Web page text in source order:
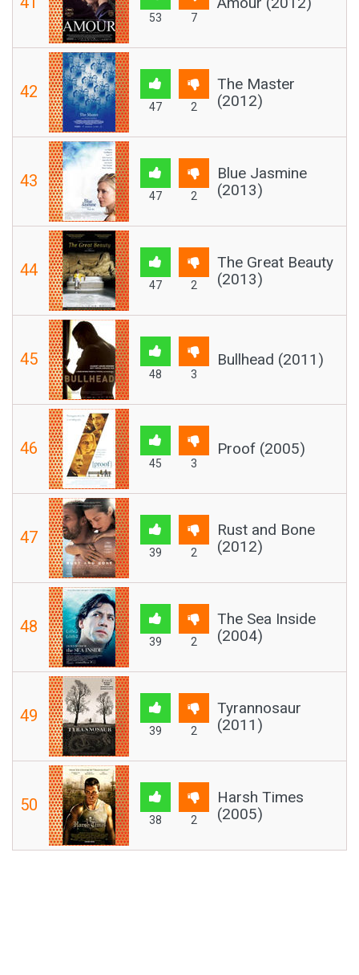
53 7
42
47 2
The Master
(2012)
43
47 2
Blue Jasmine
(2013)
44
47 2
The Great Beauty
(2013)
45
48 3
Bullhead (2011)
46
45 3
Proof (2005)
47
39 2
Rust and Bone
(2012)
48
39 2
The Sea Inside
(2004)
49
39 2
Tyrannosaur
(2011)
50
38 2
Harsh Times
(2005)